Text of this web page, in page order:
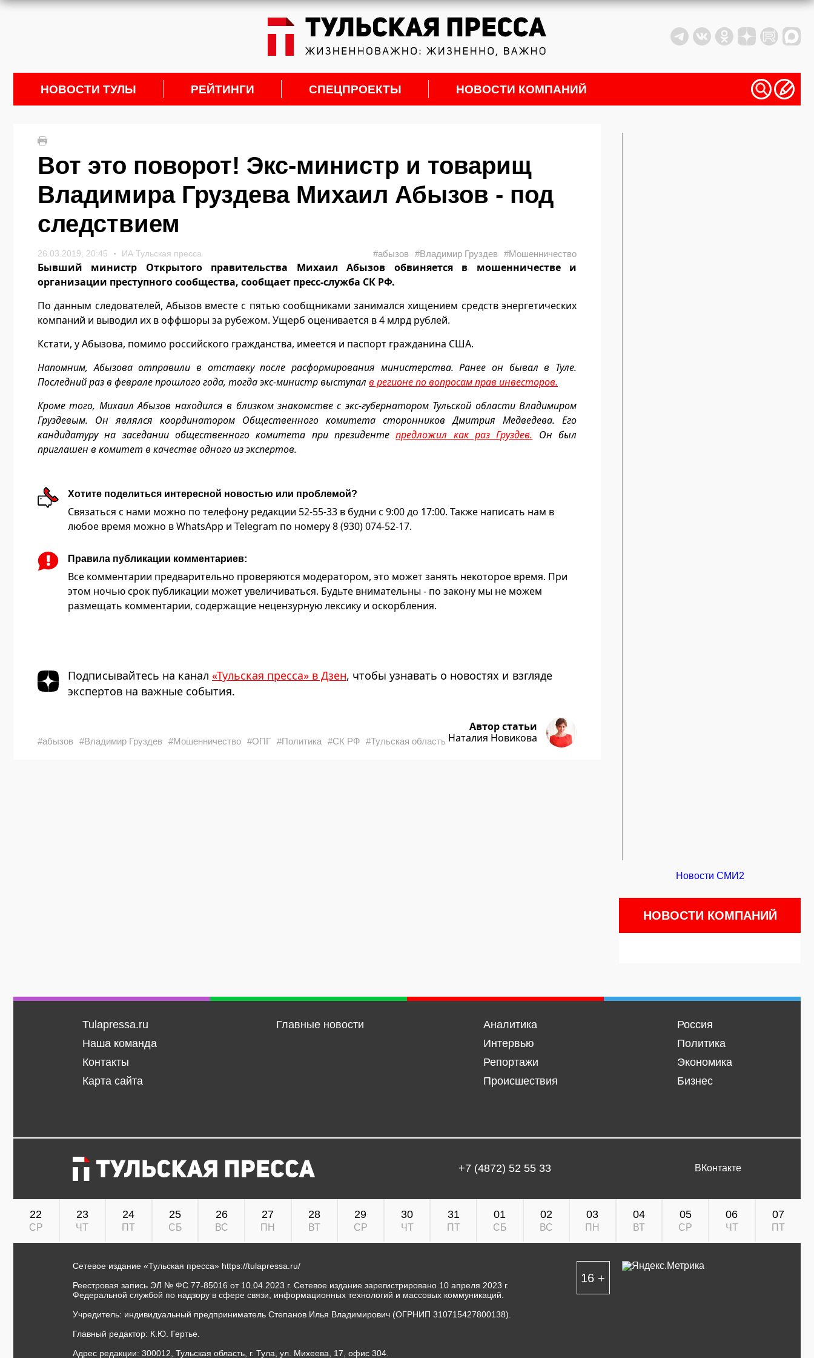
НОВОСТИ ТУЛЫ РЕЙТИНГИ СПЕЦПРОЕКТЫ НОВОСТИ КОМПАНИЙ
Вот это поворот! Экс-министр и товарищ
Владимира Груздева Михаил Абызов - под
следствием
26.03.2019, 20:45 ИА Тульская пресса #абызов #Владимир Груздев #Мошенничество
Бывший министр Открытого правительства Михаил Абызов обвиняется в мошенничестве и
организации преступного сообщества, сообщает пресс-служба СК РФ.
По данным следователей, Абызов вместе с пятью сообщниками занимался хищением средств энергетических
компаний и выводил их в оффшоры за рубежом. Ущерб оценивается в 4 млрд рублей.
Кстати, у Абызова, помимо российского гражданства, имеется и паспорт гражданина США.
Напомним, Абызова отправили в отставку после расформирования министерства. Ранее он бывал в Туле.
Последний раз в феврале прошлого года, тогда экс-министр выступал в регионе по вопросам прав инвесторов.
Кроме того, Михаил Абызов находился в близком знакомстве с экс-губернатором Тульской области Владимиром
Груздевым. Он являлся координатором Общественного комитета сторонников Дмитрия Медведева. Его
кандидатуру на заседании общественного комитета при президентепредложил как раз Груздев. Он был
приглашен в комитет в качестве одного из экспертов.
Хотите поделиться интересной новостью или проблемой?
Связаться с нами можно по телефону редакции 52-55-33 в будни с 9:00 до 17:00. Также написать нам в
любое время можно в WhatsApp и Telegram по номеру 8 (930) 074-52-17.
Правила публикации комментариев:
Все комментарии предварительно проверяются модератором, это может занять некоторое время. При
этом ночью срок публикации может увеличиваться. Будьте внимательны - по закону мы не можем
размещать комментарии, содержащие нецензурную лексику и оскорбления.
Подписывайтесь на канал «Тульская пресса» в Дзен, чтобы узнавать о новостях и взгляде
экспертов на важные события.
#абызов #Владимир Груздев #Мошенничество #ОПГ #Политика #СК РФ #Тульская область
Автор статьи
Наталия Новикова
Новости СМИ2
НОВОСТИ КОМПАНИЙ
Tulapressa.ru
Наша команда
Контакты
Карта сайта
Главные новости
Аналитика
Интервью
Репортажи
Происшествия
Россия
Политика
Экономика
Бизнес
+7 (4872) 52 55 33 ВКонтакте
22
СР
23
ЧТ
24
ПТ
25
СБ
26
ВС
27
ПН
28
ВТ
29
СР
30
ЧТ
31
ПТ
01
СБ
02
ВС
03
ПН
04
ВТ
05
СР
06
ЧТ
07
ПТ
Сетевое издание «Тульская пресса» https://tulapressa.ru/
Реестровая запись ЭЛ № ФС 77-85016 от 10.04.2023 г. Сетевое издание зарегистрировано 10 апреля 2023 г.
Федеральной службой по надзору в сфере связи, информационных технологий и массовых коммуникаций.
Учредитель: индивидуальный предприниматель Степанов Илья Владимирович (ОГРНИП 310715427800138).
Главный редактор: К.Ю. Гертье.
Адрес редакции: 300012, Тульская область, г. Тула, ул. Михеева, 17, офис 304.
16 +